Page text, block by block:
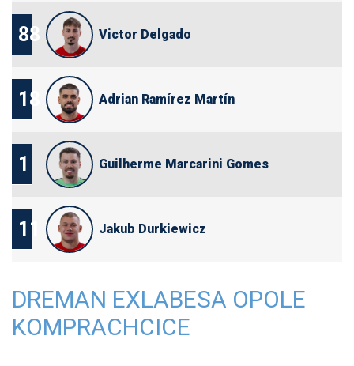
88 Victor Delgado
18 Adrian Ramírez Martín
1 Guilherme Marcarini Gomes
11 Jakub Durkiewicz
DREMAN EXLABESA OPOLE
KOMPRACHCICE